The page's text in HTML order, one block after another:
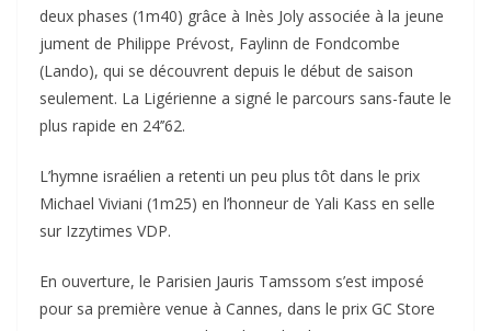
deux phases (1m40) grâce à Inès Joly associée à la jeune
jument de Philippe Prévost, Faylinn de Fondcombe
(Lando), qui se découvrent depuis le début de saison
seulement. La Ligérienne a signé le parcours sans-faute le
plus rapide en 24’’62.
L’hymne israélien a retenti un peu plus tôt dans le prix
Michael Viviani (1m25) en l’honneur de Yali Kass en selle
sur Izzytimes VDP.
En ouverture, le Parisien Jauris Tamssom s’est imposé
pour sa première venue à Cannes, dans le prix GC Store